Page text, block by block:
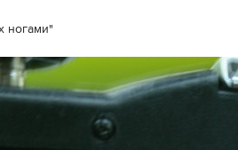
ногами"